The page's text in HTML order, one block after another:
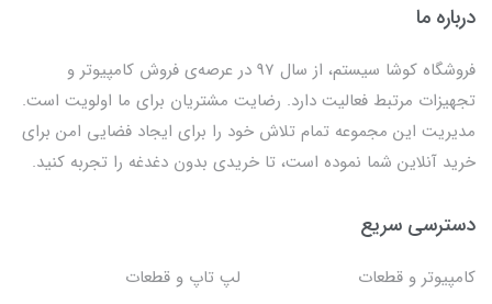
درباره ما
فروشگاه کوشا سیستم، از سال 97 در عرصه‌ی فروش کامپیوتر و
تجهیزات مرتبط فعالیت دارد. رضایت مشتریان برای ما اولویت است.
مدیریت این مجموعه تمام تلاش خود را برای ایجاد فضایی امن برای
خرید آنلاین شما نموده است، تا خریدی بدون دغدغه را تجربه کنید.
دسترسی سریع
کامپیوتر و قطعات
لپ تاپ و قطعات